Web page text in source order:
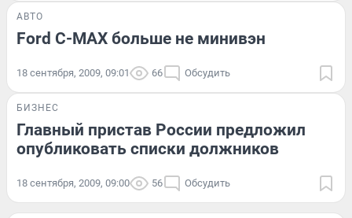
АВТО
Ford C-MAX больше не минивэн
18 сентября, 2009, 09:01 66 Обсудить
БИЗНЕС
Главный пристав России предложил
опубликовать списки должников
18 сентября, 2009, 09:00 56 Обсудить